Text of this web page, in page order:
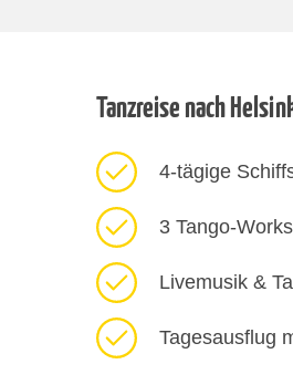
Tanzreise nach
4-tägige
3 Tango-
Livemusik &
Tagesausflug